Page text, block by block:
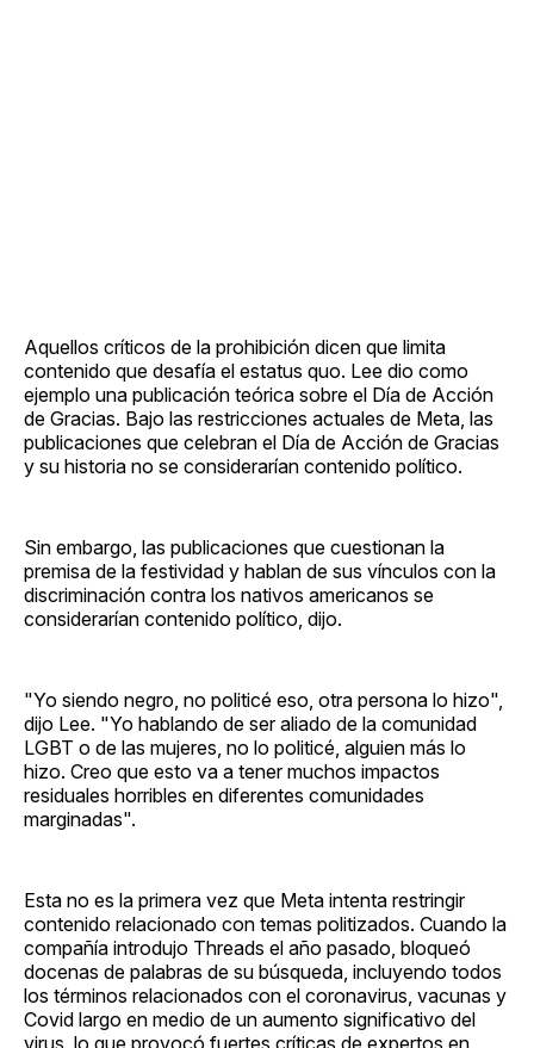
Aquellos críticos de la prohibición dicen que limita
contenido que desafía el estatus quo. Lee dio como
ejemplo una publicación teórica sobre el Día de Acción
de Gracias. Bajo las restricciones actuales de Meta, las
publicaciones que celebran el Día de Acción de Gracias
y su historia no se considerarían contenido político.
Sin embargo, las publicaciones que cuestionan la
premisa de la festividad y hablan de sus vínculos con la
discriminación contra los nativos americanos se
considerarían contenido político, dijo.
"Yo siendo negro, no politicé eso, otra persona lo hizo",
dijo Lee. "Yo hablando de ser aliado de la comunidad
LGBT o de las mujeres, no lo politicé, alguien más lo
hizo. Creo que esto va a tener muchos impactos
residuales horribles en diferentes comunidades
marginadas".
Esta no es la primera vez que Meta intenta restringir
contenido relacionado con temas politizados. Cuando la
compañía introdujo Threads el año pasado, bloqueó
docenas de palabras de su búsqueda, incluyendo todos
los términos relacionados con el coronavirus, vacunas y
Covid largo en medio de un aumento significativo del
virus, lo que provocó fuertes críticas de expertos en